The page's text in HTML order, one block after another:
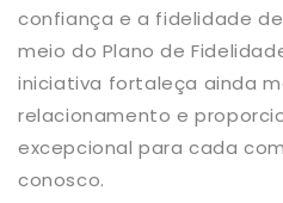
confiança e a fidelidade
meio do Plano de
iniciativa fortaleça ainda
relacionamento e
excepcional para cada
conosco.